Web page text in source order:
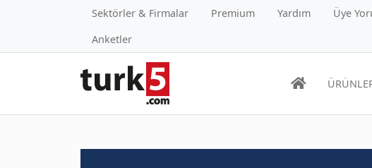
Sektörler & Firmalar Premium Yardım
Üye
Anketler